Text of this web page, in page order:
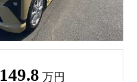
149.8 万円